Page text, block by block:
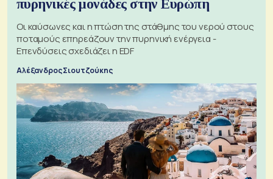
πυρηνικές μονάδες στην Ευρώπη
Οι καύσωνες και η πτώση της στάθμης του νερού στους
ποταμούς επηρεάζουν την πυρηνική ενέργεια -
Επενδύσεις σχεδιάζει η EDF
Αλέξανδρος Σιουτζούκης